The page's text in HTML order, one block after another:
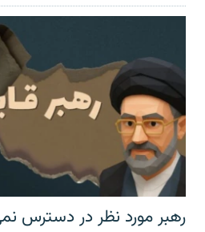
رهبر مورد نظر در دسترس